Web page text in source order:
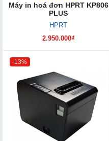
Máy in hoá đơn HPRT KP806
PLUS
HPRT
2.950.000₫
-13%